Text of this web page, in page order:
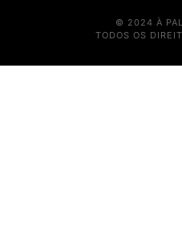
© 2024 À
TODOS OS